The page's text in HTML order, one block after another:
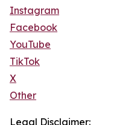
Instagram
Facebook
YouTube
TikTok
X
Other
Legal Disclaimer: